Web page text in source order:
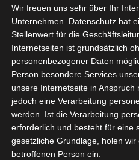
Ligue 1
Spieltage
Ligue 2
Saison
September
lehnt
steuert auf
Tunesien
Wir freuen uns sehr über Ihr
Unternehmen. Datenschutz hat
Stellenwert für die
Internetseiten ist grundsätzlich
personenbezogener Daten
Person besondere Services
unsere Internetseite in
jedoch eine Verarbeitung
werden. Ist die Verarbeitung
erforderlich und besteht für eine
gesetzliche Grundlage, holen
betroffenen Person ein.